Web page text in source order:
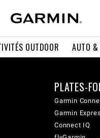
OUTDOOR AUTO
PLATES-
Garmin
Garmin
Connect IQ